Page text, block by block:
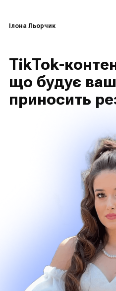
Ілона Льорчик
TikTok-
що будує ваш
приносить